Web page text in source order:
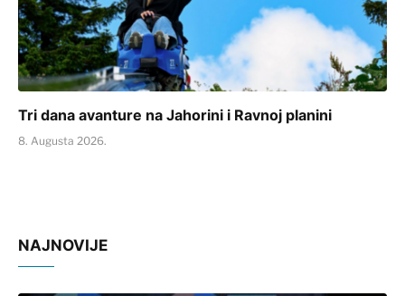
Tri dana avanture na Jahorini i Ravnoj planini
8. Augusta 2026.
NAJNOVIJE